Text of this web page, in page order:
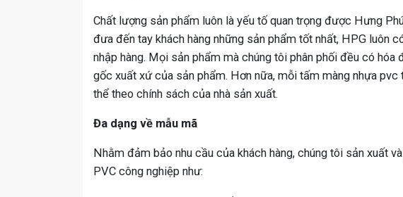
Chất lượng sản phẩm luôn là yếu tố quan trọng được Hưng
đưa đến tay khách hàng những sản phẩm tốt nhất, HPG luôn
nhập hàng. Mọi sản phẩm mà chúng tôi phân phối đều có hóa
gốc xuất xứ của sản phẩm. Hơn nữa, mỗi tấm màng nhựa
thể theo chính sách của nhà sản xuất.
Đa dạng về mẫu mã
Nhằm đảm bảo nhu cầu của khách hàng, chúng tôi sản xuất
PVC công nghiệp như: